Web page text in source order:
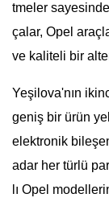
tmeler
çalar, Opel
ve kaliteli bir
Yeşilova'nın
geniş bir ürün
elektronik
adar her türlü
lı Opel